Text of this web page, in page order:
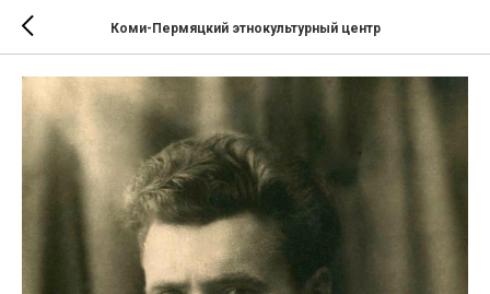
Коми-Пермяцкий этнокультурный центр